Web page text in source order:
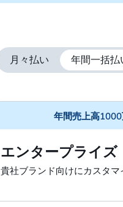
月々払い 年間一括払
年間売上高
エンタープライズ
貴社ブランド向けにカスタ